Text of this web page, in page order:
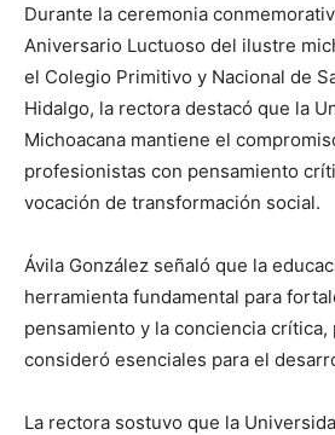
Durante la ceremonia
Aniversario Luctuoso del ilustre
el Colegio Primitivo y Nacional de
Hidalgo, la rectora destacó que la
Michoacana mantiene el
profesionistas con pensamiento
vocación de transformación social.
Ávila González señaló que la
herramienta fundamental para
pensamiento y la conciencia
consideró esenciales para el
La rectora sostuvo que la